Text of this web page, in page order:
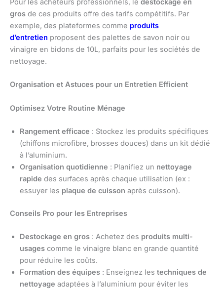
Pour les acheteurs professionnels, le destockage en
gros de ces produits offre des tarifs compétitifs. Par
exemple, des plateformes comme produits
d’entretien proposent des palettes de savon noir ou
vinaigre en bidons de 10L, parfaits pour les sociétés de
nettoyage.
Organisation et Astuces pour un Entretien Efficient
Optimisez Votre Routine Ménage
Rangement efficace : Stockez les produits spécifiques
(chiffons microfibre, brosses douces) dans un kit dédié
à l’aluminium.
Organisation quotidienne : Planifiez un nettoyage
rapide des surfaces après chaque utilisation (ex :
essuyer les plaque de cuisson après cuisson).
Conseils Pro pour les Entreprises
Destockage en gros : Achetez des produits multi-
usages comme le vinaigre blanc en grande quantité
pour réduire les coûts.
Formation des équipes : Enseignez les techniques de
nettoyage adaptées à l’aluminium pour éviter les